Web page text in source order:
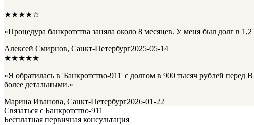
★★★★☆
«Процедура банкротства заняла около 8 месяцев. У меня был долг в
Алексей Смирнов, Санкт-Петербург2025-05-14
★★★★★
«Я обратилась в 'Банкротство-911' с долгом в 900 тысяч рублей
более детальными.»
Марина Иванова, Санкт-Петербург2026-01-22
Связаться с Банкротство-911
Бесплатная первичная консультация